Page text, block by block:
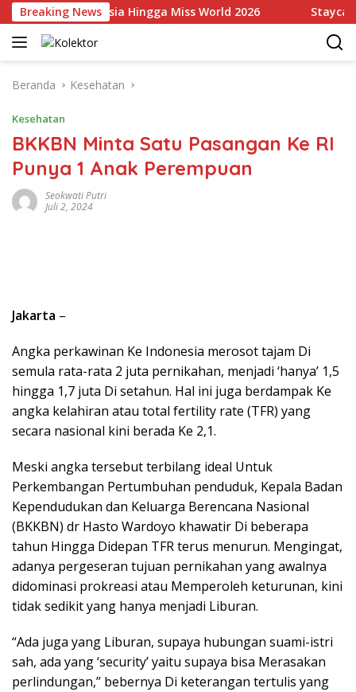
Langsung
ke
konten
Breaking News
Indonesia Hingga Miss World 2026 Staycation
Beranda Kesehatan
Kesehatan
BKKBN Minta Satu Pasangan Ke RI
Punya 1 Anak Perempuan
Seokwati Putri
Juli 2, 2024
Jakarta –
Angka perkawinan Ke Indonesia merosot tajam Di
semula rata-rata 2 juta pernikahan, menjadi ‘hanya’ 1,5
hingga 1,7 juta Di setahun. Hal ini juga berdampak Ke
angka kelahiran atau total fertility rate (TFR) yang
secara nasional kini berada Ke 2,1.
Meski angka tersebut terbilang ideal Untuk
Perkembangan Pertumbuhan penduduk, Kepala Badan
Kependudukan dan Keluarga Berencana Nasional
(BKKBN) dr Hasto Wardoyo khawatir Di beberapa
tahun Hingga Didepan TFR terus menurun. Mengingat,
adanya pergeseran tujuan pernikahan yang awalnya
didominasi prokreasi atau Memperoleh keturunan, kini
tidak sedikit yang hanya menjadi Liburan.
“Ada juga yang Liburan, supaya hubungan suami-istri
sah, ada yang ‘security’ yaitu supaya bisa Merasakan
perlindungan,” bebernya Di keterangan tertulis yang